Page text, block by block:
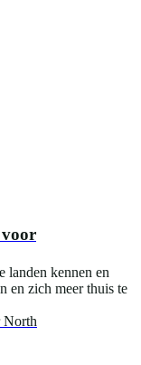
voor
landen kennen en
en zich meer thuis te
North